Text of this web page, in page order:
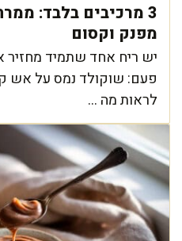
3 מרכיבים בלבד:
מפנק וקסום
יש ריח אחד שתמיד מחזיר
פעם: שוקולד נמס על אש
לראות מה ...